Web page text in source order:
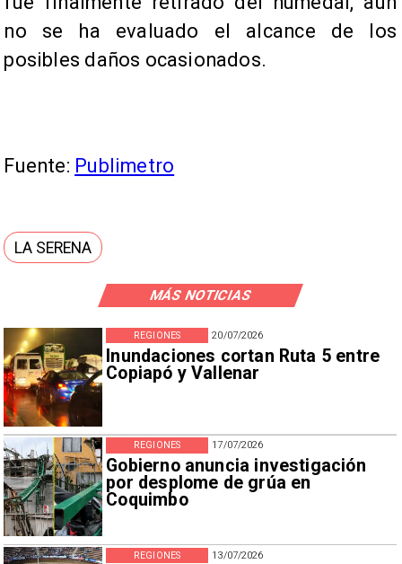
MÁS NOTICIAS
20/07/2026
Inundaciones cortan Ruta 5 entre
Copiapó y Vallenar
REGIONES
17/07/2026
Gobierno anuncia investigación
por desplome de grúa en
Coquimbo
REGIONES
13/07/2026
REGIONES
no se ha evaluado el alcance de los
posibles daños ocasionados.
Fuente: Publimetro
LA SERENA